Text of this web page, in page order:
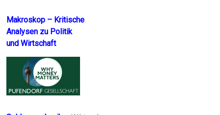
Makroskop – Kritische
Analysen zu Politik
und Wirtschaft